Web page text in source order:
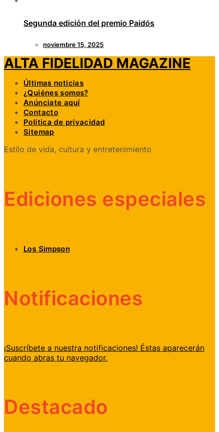
Segunda edición del premio Paidós
noviembre 15, 2025
ALTA FIDELIDAD MAGAZINE
Últimas noticias
¿Quiénes somos?
Anúnciate aquí
Contacto
Política de privacidad
Sitemap
Estilo de vida, cultura y entretenimiento
Ediciones especiales
Los Simpson
Notificaciones
¡Suscríbete a nuestra notificaciones! Éstas aparecerán
cuando abras tu navegador.
Destacado